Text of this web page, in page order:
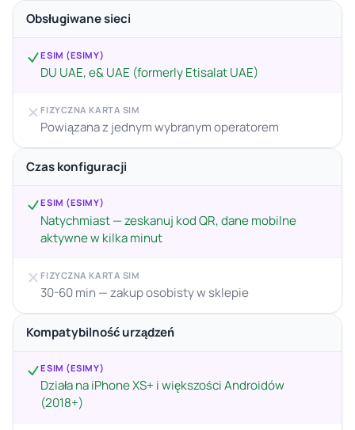
Obsługiwane sieci
ESIM (ESIMY)
DU UAE, e& UAE (formerly Etisalat UAE)
FIZYCZNA KARTA SIM
Powiązana z jednym wybranym operatorem
Czas konfiguracji
ESIM (ESIMY)
Natychmiast — zeskanuj kod QR, dane mobilne
aktywne w kilka minut
FIZYCZNA KARTA SIM
30-60 min — zakup osobisty w sklepie
Kompatybilność urządzeń
ESIM (ESIMY)
Działa na iPhone XS+ i większości Androidów
(2018+)